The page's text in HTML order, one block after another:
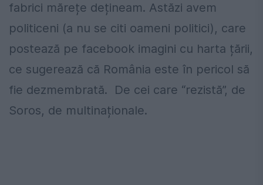
fabrici mărețe dețineam. Astăzi avem
politiceni (a nu se citi oameni politici), care
postează pe facebook imagini cu harta țării,
ce sugerează că România este în pericol să
fie dezmembrată. De cei care “rezistă”, de
Soros, de multinaționale.